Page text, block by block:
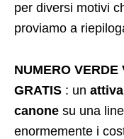
per diversi motivi
proviamo a
NUMERO VERDE
GRATIS : un
canone su una
enormemente i